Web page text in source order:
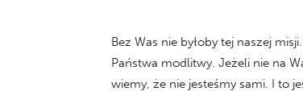
Bez Was nie byłoby tej naszej
Państwa modlitwy. Jeżeli nie na
wiemy, że nie jesteśmy sami. I to